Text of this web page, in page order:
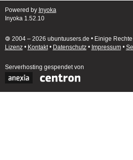
Powered by Inyoka
Inyoka 1.52.10
🄯 2004 – 2026 ubuntuusers.de • Einige
Lizenz• Kontakt• Datenschutz• Impressum•
Serverhosting gespendet von